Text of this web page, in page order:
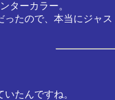
ターカラー。
たので、本当にジャス
たんですね。